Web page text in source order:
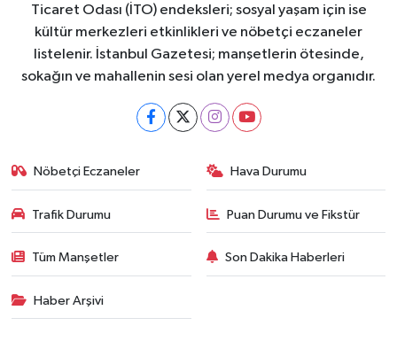
Ticaret Odası (İTO) endeksleri; sosyal yaşam için ise
kültür merkezleri etkinlikleri ve nöbetçi eczaneler
listelenir. İstanbul Gazetesi; manşetlerin ötesinde,
sokağın ve mahallenin sesi olan yerel medya organıdır.
Nöbetçi Eczaneler Hava Durumu
Trafik Durumu Puan Durumu ve Fikstür
Tüm Manşetler Son Dakika Haberleri
Haber Arşivi